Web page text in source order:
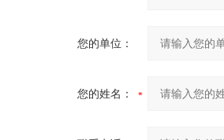
您的单位：
您的姓名：